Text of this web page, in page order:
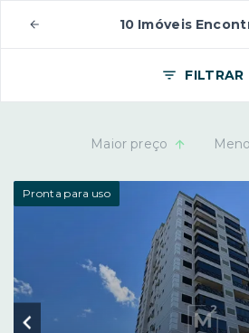
10 Imóveis
FILTRAR
Maior preço
Pronta para uso